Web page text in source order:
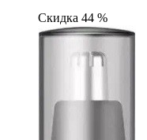
Скидка 44 %